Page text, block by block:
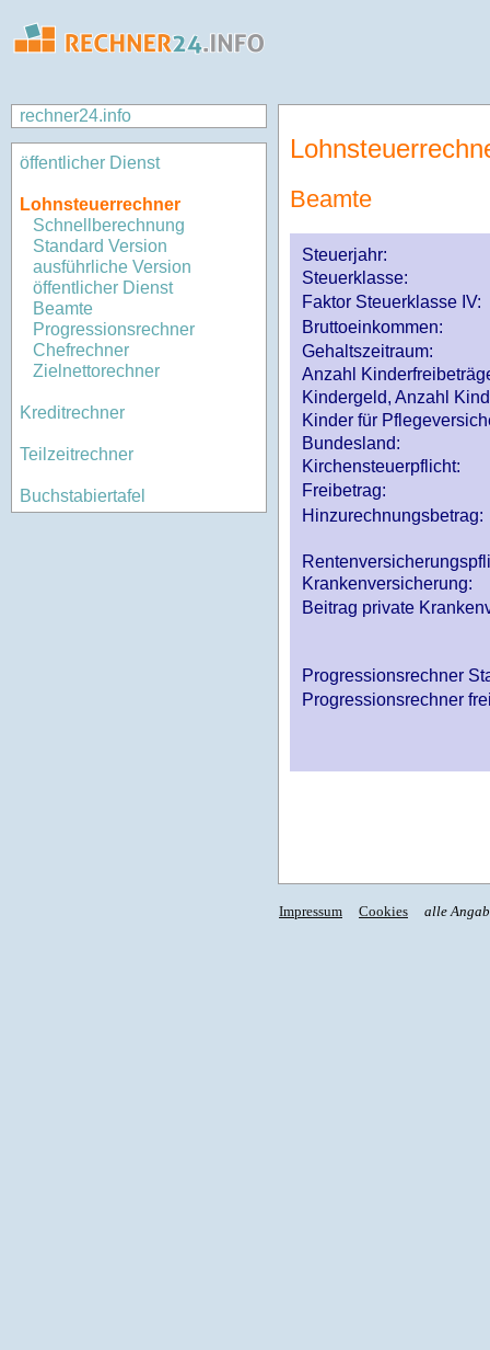
rechner24.info
öffentlicher Dienst
Lohnsteuerrechner
Schnellberechnung
Standard Version
ausführliche Version
öffentlicher Dienst
Beamte
Progressionsrechner
Chefrechner
Zielnettorechner
Kreditrechner
Teilzeitrechner
Buchstabiertafel
Beamte
Steuerjahr:
Steuerklasse:
Faktor Steuerklasse IV:
Bruttoeinkommen:
Gehaltszeitraum:
Anzahl
Kindergeld, Anzahl
Kinder für
Bundesland:
Kirchensteuerpflicht:
Freibetrag:
Hinzurechnungsbetrag:
Krankenversicherung:
Beitrag private
Progressionsrechner
Progressionsrechner
Impressum Cookies alle